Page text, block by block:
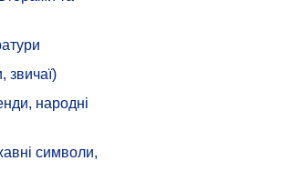
звичаї)
народні
символи,